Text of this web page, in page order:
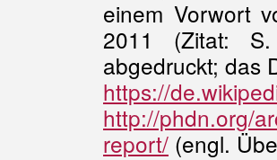
einem Vorwort
2011 (Zitat:
abgedruckt; das
https://
http://phdn.org/
report/ (engl.